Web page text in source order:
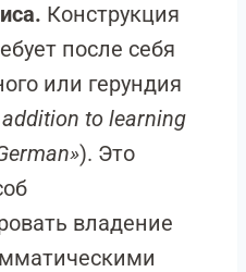
Конструкция
после себя
или герундия
addition to learning
). Это
владение